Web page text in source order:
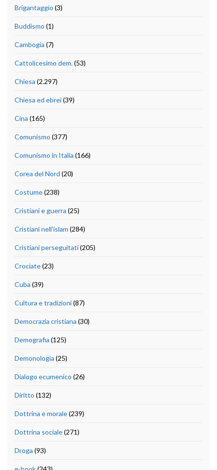
Brigantaggio (3)
Buddismo (1)
Cambogia (7)
Cattolicesimo dem.(53)
Chiesa (2.297)
Chiesa ed ebrei(39)
Cina (165)
Comunismo (377)
Comunismo in Italia (166)
Corea del Nord (20)
Costume(238)
Cristiani e guerra (25)
Cristiani nell'islam (284)
Cristiani perseguitati(205)
Crociate(23)
Cuba (39)
Cultura e tradizioni(87)
Democrazia cristiana (30)
Demografia (125)
Demonologia (25)
Dialogo ecumenico (26)
Diritto (132)
Dottrina e morale(239)
Dottrina sociale(271)
Droga (93)